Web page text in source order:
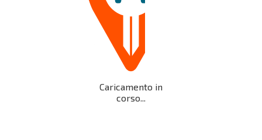
Caricamento in
corso...